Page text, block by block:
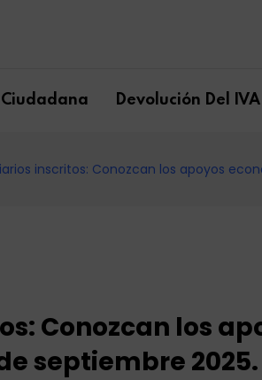
Ciudadana Devolución Del IVA
inscritos: Conozcan los apoyos
Conozcan los
septiembre 2025.